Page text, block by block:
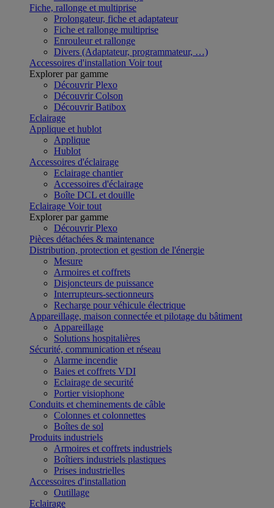
Fiche, rallonge et multiprise
Prolongateur, fiche et adaptateur
Fiche et rallonge multiprise
Enrouleur et rallonge
Divers (Adaptateur, programmateur, …)
Accessoires d'installation Voir tout
Explorer par gamme
Découvrir Plexo
Découvrir Colson
Découvrir Batibox
Eclairage
Applique et hublot
Applique
Hublot
Accessoires d'éclairage
Eclairage chantier
Accessoires d'éclairage
Boîte DCL et douille
Eclairage Voir tout
Explorer par gamme
Découvrir Plexo
Pièces détachées & maintenance
Distribution, protection et gestion de l'énergie
Mesure
Armoires et coffrets
Disjoncteurs de puissance
Interrupteurs-sectionneurs
Recharge pour véhicule électrique
Appareillage, maison connectée et pilotage du bâtiment
Appareillage
Solutions hospitalières
Sécurité, communication et réseau
Alarme incendie
Baies et coffrets VDI
Eclairage de securité
Portier visiophone
Conduits et cheminements de câble
Colonnes et colonnettes
Boîtes de sol
Produits industriels
Armoires et coffrets industriels
Boîtiers industriels plastiques
Prises industrielles
Accessoires d'installation
Outillage
Eclairage